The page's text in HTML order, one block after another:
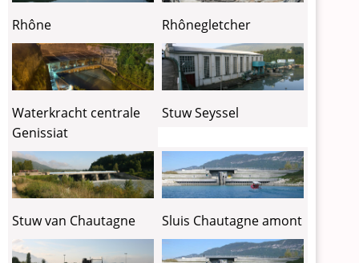
Rhône Rhônegletcher
Waterkracht centrale
Genissiat
Stuw Seyssel
Stuw van Chautagne Sluis Chautagne amont